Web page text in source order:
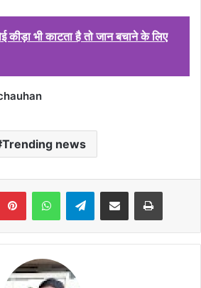
कीड़ा भी काटता है तो जान बचाने के लिए
Trending news
PinterestWhatsAppTelegramShare via Email Print